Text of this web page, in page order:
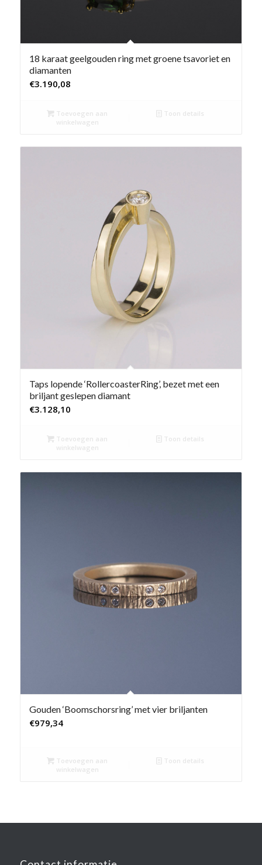
18 karaat geelgouden ring met groene tsavoriet en
diamanten
€3.190,08
Toevoegen aan
winkelwagen
Toon details
Taps lopende ‘RollercoasterRing’, bezet met een
briljant geslepen diamant
€3.128,10
Toevoegen aan
winkelwagen
Toon details
Gouden ‘Boomschorsring’ met vier briljanten
€979,34
Toevoegen aan
winkelwagen
Toon details